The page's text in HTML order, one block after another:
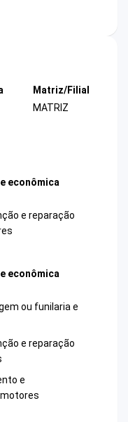
Matriz/Filial
MATRIZ
econômica
e reparação
econômica
ou funilaria e
e reparação
e